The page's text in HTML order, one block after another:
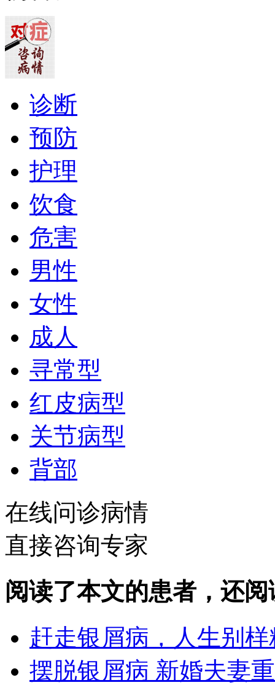
诊断
预防
护理
饮食
危害
男性
女性
成人
寻常型
红皮病型
关节病型
背部
在线问诊病情
直接咨询专家
阅读了本文的患者，还
赶走银屑病，人生别
摆脱银屑病 新婚夫妻